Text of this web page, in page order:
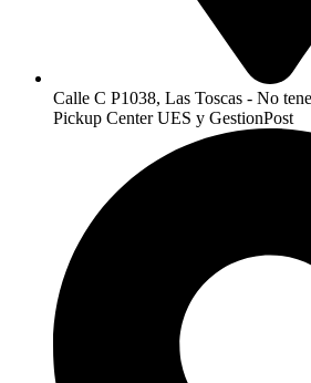
Calle C P1038, Las Toscas - No
Pickup Center UES y GestionPost